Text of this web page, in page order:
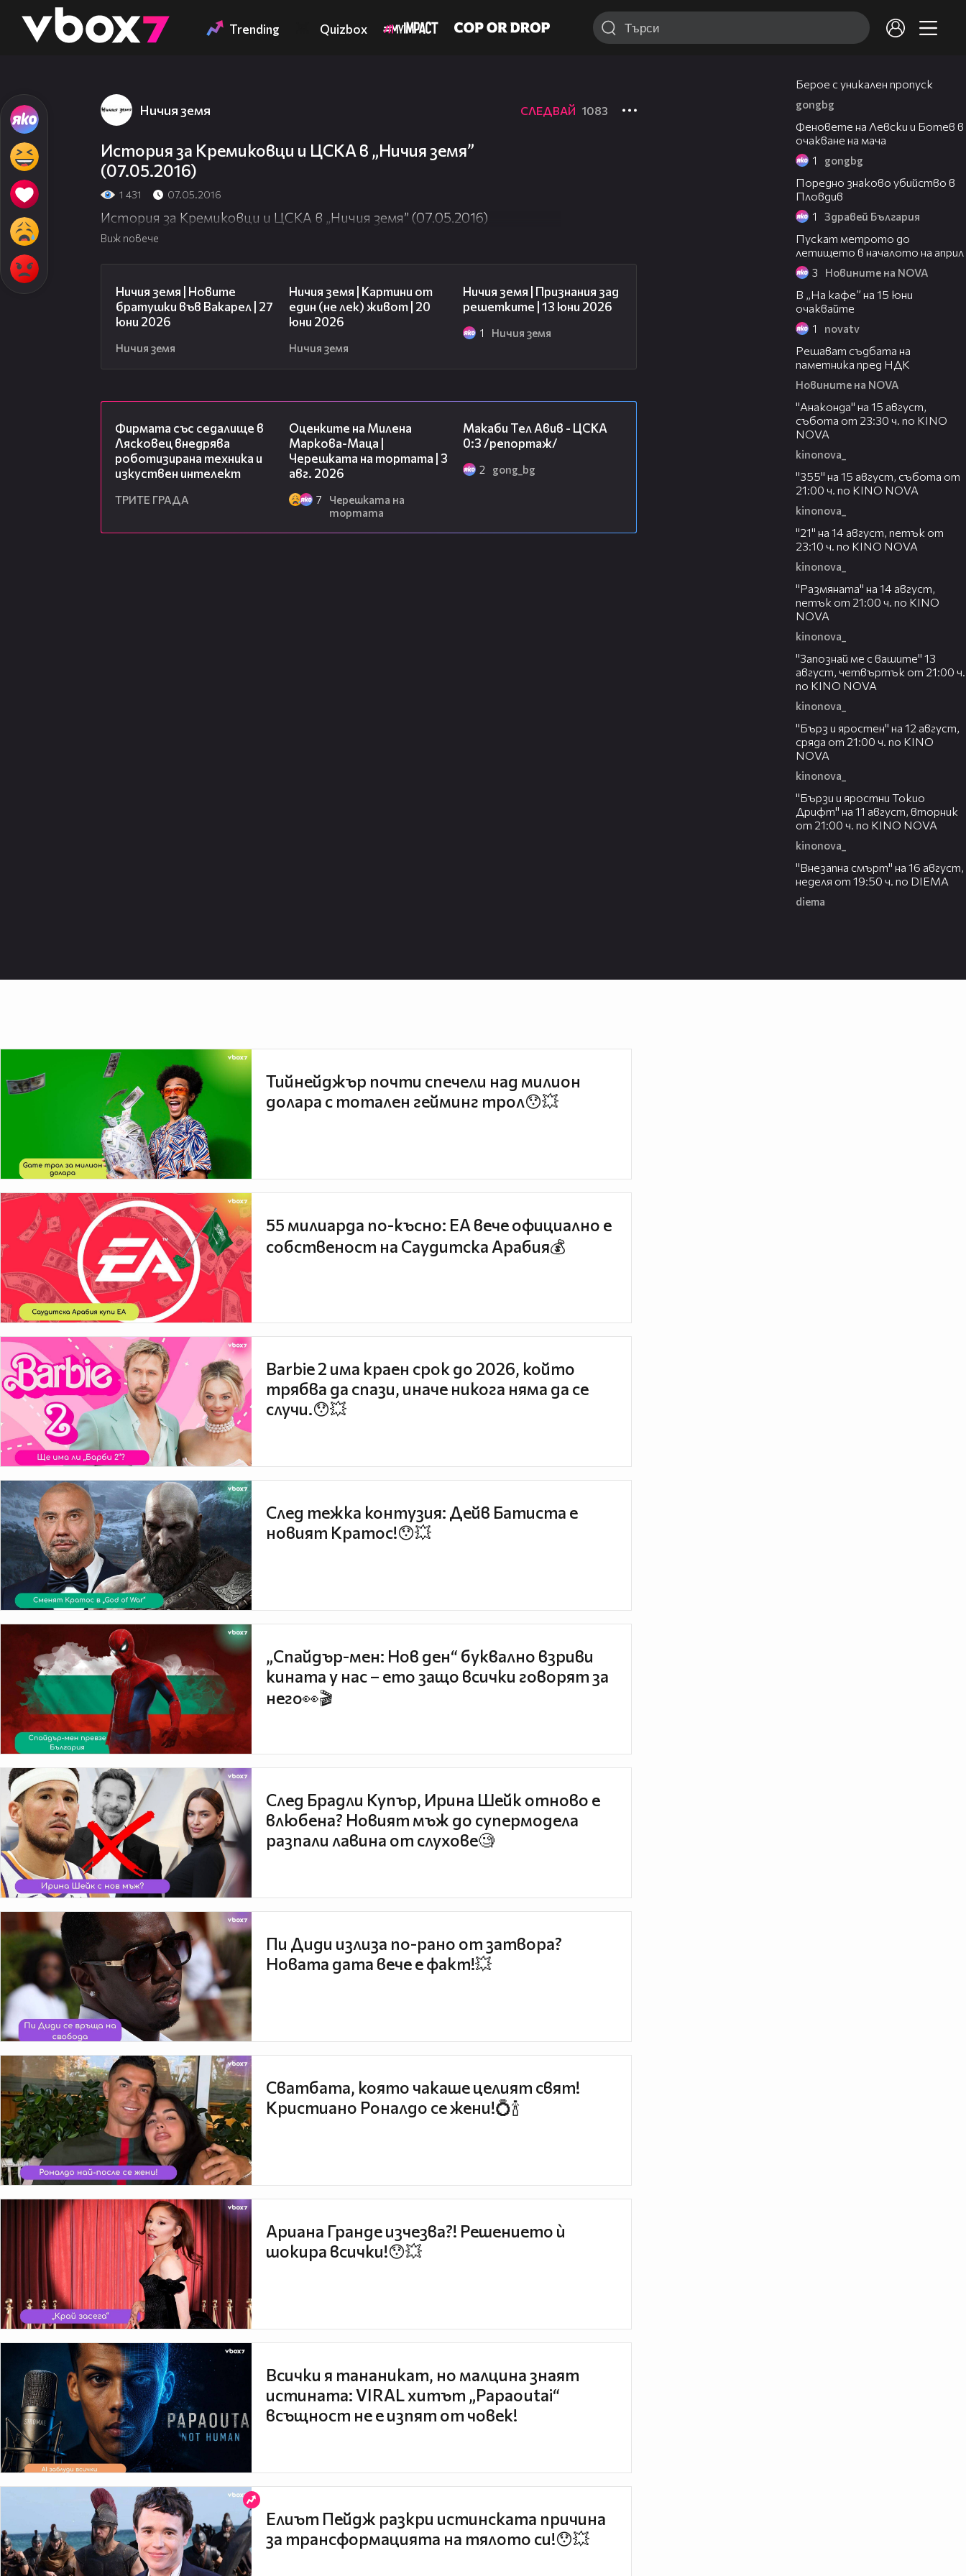
👾 Trending Quizbox
Ничия земя СЛЕДВАЙ 1083
История за Кремиковци и ЦСКА в „Ничия земя”
(07.05.2016)
1 431 07.05.2016
История за Кремиковци и ЦСКА в „Ничия земя” (07.05.2016)
Виж повече
Ничия земя | Новите
братушки във Вакарел | 27
юни 2026
Ничия земя
Ничия земя | Картини от
един (не лек) живот | 20
юни 2026
Ничия земя
Ничия земя | Признания зад
решетките | 13 юни 2026
1 Ничия земя
Фирмата със седалище в
Лясковец внедрява
роботизирана техника и
изкуствен интелект
ТРИТЕ ГРАДА
Оценките на Милена
Маркова-Маца |
Черешката на тортата | 3
авг. 2026
7
Черешката на
тортата
Макаби Тел Авив - ЦСКА
0:3 /репортаж/
2 gong_bg
Берое с уникален пропуск
gongbg
Феновете на Левски и Ботев в
очакване на мача
1 gongbg
Поредно знаково убийство в
Пловдив
1 Здравей България
Пускат метрото до
летището в началото на април
3 Новините на NOVA
В „На кафе” на 15 юни
очаквайте
1 novatv
Решават съдбата на
паметника пред НДК
Новините на NOVA
"Анаконда" на 15 август,
събота от 23:30 ч. по KINO
NOVA
kinonova_
"355" на 15 август, събота от
21:00 ч. по KINO NOVA
kinonova_
"21" на 14 август, петък от
23:10 ч. по KINO NOVA
kinonova_
"Размянaта" на 14 август,
петък от 21:00 ч. по KINO
NOVA
kinonova_
"Запознай ме с вашите" 13
август, четвъртък от 21:00 ч.
по KINO NOVA
kinonova_
"Бърз и яростен" на 12 август,
сряда от 21:00 ч. по KINO
NOVA
kinonova_
"Бързи и яростни Токио
Дрифт" на 11 август, вторник
от 21:00 ч. по KINO NOVA
kinonova_
"Внезапна смърт" на 16 август,
неделя от 19:50 ч. по DIEMA
diema
Тийнейджър почти спечели над милион
долара с тотален гейминг трол😯💥
55 милиарда по-късно: EA вече официално е
собственост на Саудитска Арабия💰
Barbie 2 има краен срок до 2026, който
трябва да спази, иначе никога няма да се
случи.😯💥
След тежка контузия: Дейв Батиста е
новият Кратос!😯💥
„Спайдър-мен: Нов ден“ буквално взриви
кината у нас – ето защо всички говорят за
него👀🎬
След Брадли Купър, Ирина Шейк отново е
влюбена? Новият мъж до супермодела
разпали лавина от слухове🧐
Пи Диди излиза по-рано от затвора?
Новата дата вече е факт!💥
Сватбата, която чакаше целият свят!
Кристиано Роналдо се жени!💍🍾
Ариана Гранде изчезва?! Решението ѝ
шокира всички!😯💥
Всички я тананикат, но малцина знаят
истината: VIRAL хитът „Papaoutai“
всъщност не е изпят от човек!
Елиът Пейдж разкри истинската причина
за трансформацията на тялото си!😯💥